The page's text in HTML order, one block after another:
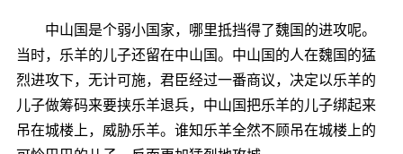
中山国是个弱小国家，哪里抵挡得了魏国的进攻呢。
当时，乐羊的儿子还留在中山国。中山国的人在魏国的猛
烈进攻下，无计可施，君臣经过一番商议，决定以乐羊的
儿子做筹码来要挟乐羊退兵，中山国把乐羊的儿子绑起来
吊在城楼上，威胁乐羊。谁知乐羊全然不顾吊在城楼上的